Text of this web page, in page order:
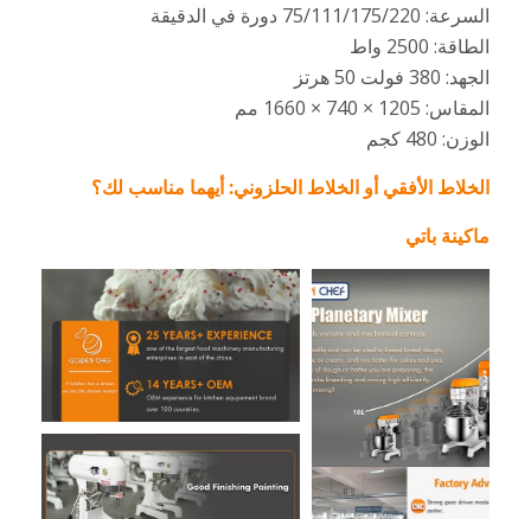
السرعة: 75/111/175/220 دورة في الدقيقة
الطاقة: 2500 واط
الجهد: 380 فولت 50 هرتز
المقاس: 1205 × 740 × 1660 مم
الوزن: 480 كجم
الخلاط الأفقي أو الخلاط الحلزوني: أيهما مناسب لك؟
ماكينة باتي